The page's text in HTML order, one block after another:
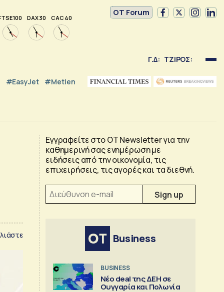
100 DAX 30 CAC 40
OT Forum
Γ.Δ: ΤΖΙΡΟΣ:
#EasyJet #Metlen
Εγγραφείτε στο OT Newsletter για την
καθημερινή σας ενημέρωση με
ειδήσεις από την οικονομία, τις
επιχειρήσεις, τις αγορές και τα διεθνή.
Business
BUSINESS
Νέο deal της ΔΕΗ σε
Ουγγαρία και Πολωνία